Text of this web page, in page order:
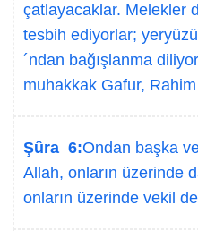
çatlayacaklar. Melekler
tesbih ediyorlar;
´ndan bağışlanma
muhakkak Gafur, Rahim
Şûra 6:Ondan başka
Allah, onların üzerinde
onların üzerinde vekil